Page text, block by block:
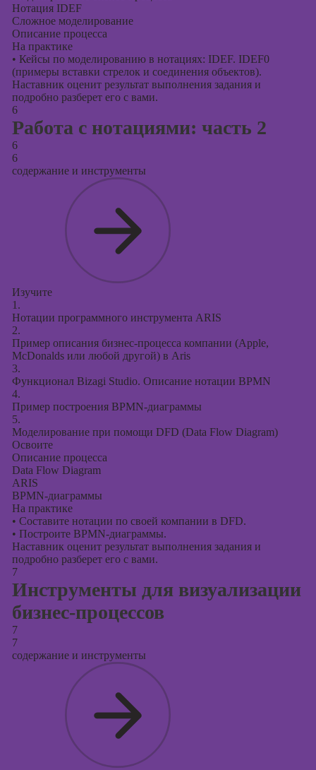
Нотация IDEF
Сложное моделирование
Описание процесса
На практике
• Кейсы по моделированию в нотациях: IDEF. IDEF0
(примеры вставки стрелок и соединения объектов).
Наставник оценит результат выполнения задания и
подробно разберет его с вами.
6
Работа с нотациями: часть 2
6
6
содержание и инструменты
Изучите
1.
Нотации программного инструмента ARIS
2.
Пример описания бизнес-процесса компании (Apple,
McDonalds или любой другой) в Aris
3.
Функционал Bizagi Studio. Описание нотации BPMN
4.
Пример построения BPMN-диаграммы
5.
Моделирование при помощи DFD (Data Flow Diagram)
Освоите
Описание процесса
Data Flow Diagram
ARIS
BPMN-диаграммы
На практике
• Составите нотации по своей компании в DFD.
• Построите BPMN-диаграммы.
Наставник оценит результат выполнения задания и
подробно разберет его с вами.
7
Инструменты для визуализации
бизнес-процессов
7
7
содержание и инструменты